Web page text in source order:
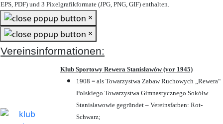
EPS, PDF) und 3 Pixelgrafikformate (JPG, PNG, GIF) enthalten.
×
×
Vereinsinformationen:
Klub Sportowy Rewera Stanisławów (vor 1945)
1908 = als Towarzystwa Zabaw Ruchowych „Rewera“
Polskiego Towarzystwa Gimnastycznego Sokółw
Stanisławowie gegründet – Vereinsfarben: Rot-
Schwarz;